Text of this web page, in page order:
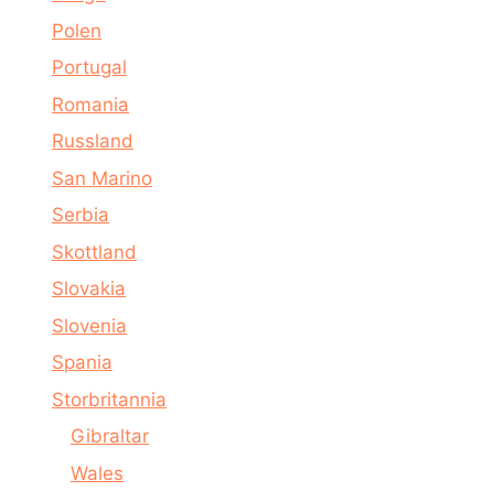
Polen
Portugal
Romania
Russland
San Marino
Serbia
Skottland
Slovakia
Slovenia
Spania
Storbritannia
Gibraltar
Wales